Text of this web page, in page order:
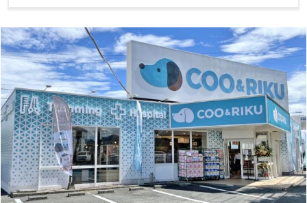
2025/12/12 お知らせ
年末年始 営業時間のお知らせ
2025/12/12 お知らせ
12/13(土) 第7回クーリクWANフェスタ in 福岡西店ドッグラン 開催
のお知らせ♪
2025/11/14 お知らせ
2026年クーリクカレンダー全国の店舗にて無料配布中！！